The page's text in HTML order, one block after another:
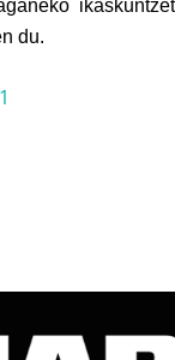
du.